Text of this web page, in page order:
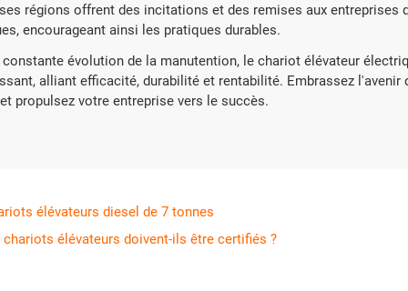
régions offrent des incitations et des remises aux entreprises
encourageant ainsi les pratiques durables.
constante évolution de la manutention, le chariot élévateur
alliant efficacité, durabilité et rentabilité. Embrassez l'avenir
propulsez votre entreprise vers le succès.
élévateurs diesel de 7 tonnes
élévateurs doivent-ils être certifiés ?